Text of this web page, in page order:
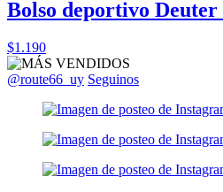
Bolso deportivo
$1.190
@route66_uy Seguinos